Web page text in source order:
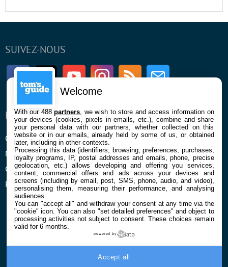
SUIVEZ-NOUS
FacebookTwitter Youtube InstagramRSS Newsletter
ENTREPRISE
Qui sommes nous
Mentions légales et CGU
Confidentialité et Cookies
Préférences cookies
À PROPOS
La rédaction
Contact
Welcome
With our 488partners , we wish to store and access information on
your devices (cookies, pixels in emails, etc.), combine and share
your personal data with our partners, whether collected on this
website or in our emails, already held by some of us, or obtained
later, including in other contexts.
Processing this data (identifiers, browsing, preferences, purchases,
loyalty programs, IP, postal addresses and emails, phone, precise
geolocation, etc.) allows developing and offering you services,
content, commercial offers and ads across your devices and
screens (including by email, post, SMS, phone, audio, and video),
personalising them, measuring their performance, and analysing
audiences.
You can "accept all" and withdraw your consent at any time via the
"cookie" icon. You can also "set detailed preferences" and object to
processing activities not subject to consent. These choices remain
valid for 6 months.
powered by
Accept all